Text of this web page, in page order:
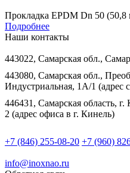
Прокладка EPDM Dn 50 (50,8
Подробнее
Наши контакты
443022, Самарская обл.,
443080, Самарская обл.,
Индустриальная, 1А/1 (адрес
446431, Самарская область,
2 (адрес офиса в г. Кинель)
+7 (846) 255-08-20 +7 (960)
info@inoxnao.ru